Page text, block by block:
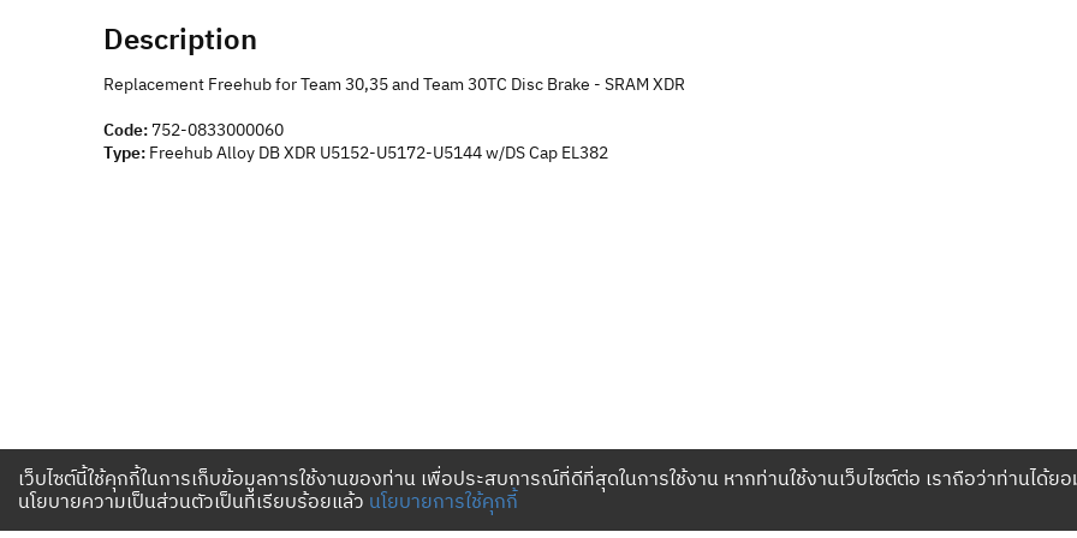
เว็บไซต์นี้ใช้คุกกี้ในการเก็บข้อมูลการใช้งานของท่าน เพื่อประสบการณ์ที่ดีที่สุดในการใช้งาน หากท่านใช้งานเว็บไซต์ต่อ เราถือว่าท่านได้ย
นโยบายความเป็นส่วนตัวเป็นที่เรียบร้อยแล้ว นโยบายการใช้คุกกี้
Description
Replacement Freehub for Team 30,35 and Team 30TC Disc Brake - SRAM XDR
Code: 752-0833000060
Type: Freehub Alloy DB XDR U5152-U5172-U5144 w/DS Cap EL382